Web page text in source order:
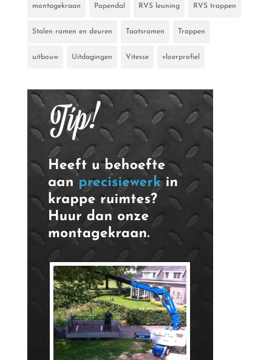
montagekraan Papendal RVS leuning RVS trappen
Stalen ramen en deuren Taatsramen Trappen
uitbouw Uitdagingen Vitesse vloerprofiel